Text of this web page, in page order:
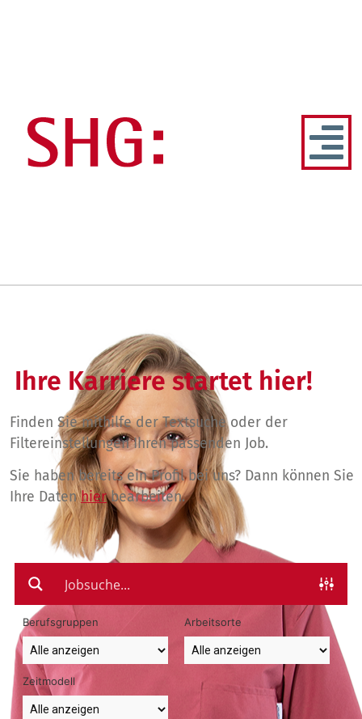
Ihre Karriere startet hier!
Finden Sie mithilfe der Textsuche oder der
Filtereinstellungen Ihren passenden Job.
Sie haben bereits ein Profil bei uns? Dann können Sie
Ihre Datenhierbearbeiten.
Berufsgruppen Arbeitsorte
Zeitmodell